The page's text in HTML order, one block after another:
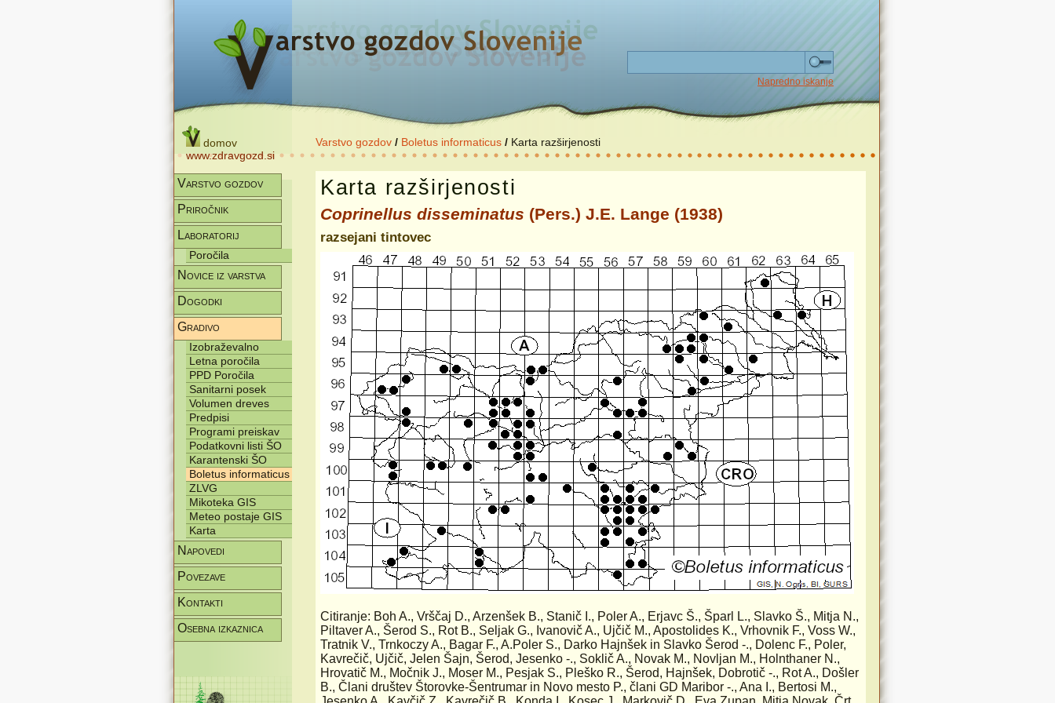
Napredno iskanje
domov
www.zdravgozd.si
Varstvo gozdov / Boletus informaticus / Karta razširjenosti
Varstvo gozdov
Priročnik
Laboratorij
Poročila
Novice iz varstva
Dogodki
Gradivo
Izobraževalno
Letna poročila
PPD Poročila
Sanitarni posek
Volumen dreves
Predpisi
Programi preiskav
Podatkovni listi ŠO
Karantenski ŠO
Boletus informaticus
ZLVG
Mikoteka GIS
Meteo postaje GIS
Karta
Napovedi
Povezave
Kontakti
Osebna izkaznica
Karta razširjenosti
Coprinellus disseminatus (Pers.) J.E. Lange (1938)
razsejani tintovec
Citiranje: Boh A., Vrščaj D., Arzenšek B., Stanič I., Poler A., Erjavc Š., Šparl L., Slavko Š., Mitja N.,
Piltaver A., Šerod S., Rot B., Seljak G., Ivanovič A., Ujčič M., Apostolides K., Vrhovnik F., Voss W.,
Tratnik V., Trnkoczy A., Bagar F., A.Poler S., Darko Hajnšek in Slavko Šerod -., Dolenc F., Poler,
Kavrečič, Ujčič, Jelen Šajn, Šerod, Jesenko -., Soklič A., Novak M., Novljan M., Holnthaner N.,
Hrovatič M., Močnik J., Moser M., Pesjak S., Pleško R., Šerod, Hajnšek, Dobrotič -., Rot A., Došler
B., Člani društev Štorovke-Šentrumar in Novo mesto P., člani GD Maribor -., Ana I., Bertosi M.,